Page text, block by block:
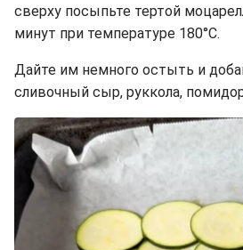
сверху посыпьте тертой
минут при температуре 180°C.
Дайте им немного остыть и
сливочный сыр, руккола,